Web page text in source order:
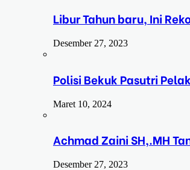
Libur Tahun baru, Ini
Desember 27, 2023
Polisi Bekuk Pasutri
Maret 10, 2024
Achmad Zaini SH,.MH
Desember 27, 2023